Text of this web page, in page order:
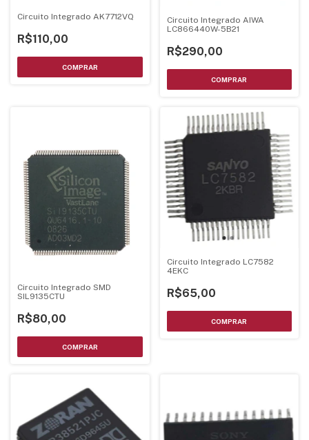
Circuito Integrado AK7712VQ
R$110,00
Circuito Integrado AIWA
LC866440W-5B21
R$290,00
Circuito Integrado SMD
SIL9135CTU
R$80,00
Circuito Integrado LC7582
4EKC
R$65,00